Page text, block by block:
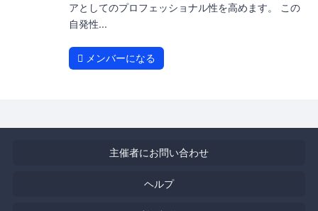
アとしてのプロフェッショナル性を高めます。 この
自発性...
メンバーになる
主催者にお問い合わせ
ヘルプ